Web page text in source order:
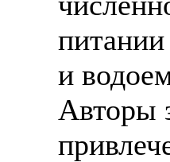
и
Авторы